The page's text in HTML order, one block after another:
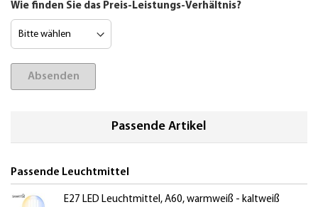
Wie finden Sie das Preis-Leistungs-Verhältnis?
Absenden
Passende Artikel
Passende Leuchtmittel
E27 LED Leuchtmittel, A60, warmweiß - kaltweiß